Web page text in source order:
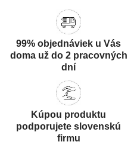
99% objednáviek u Vás
doma už do 2 pracovných
dní
Kúpou produktu
podporujete slovenskú
firmu